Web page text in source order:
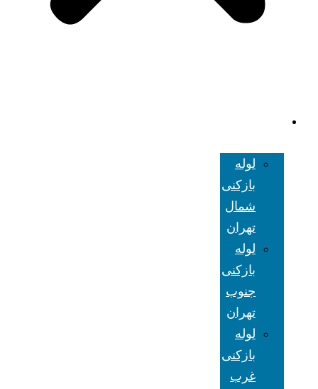
لوله
بازکنی
شمال
تهران
لوله
بازکنی
جنوب
تهران
لوله
بازکنی
غرب